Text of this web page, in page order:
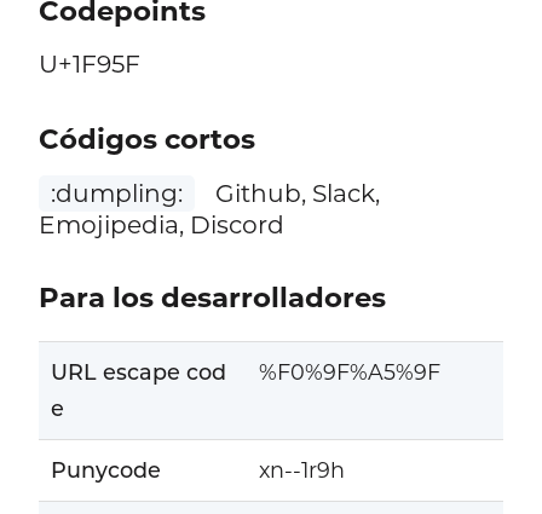
Codepoints
U+1F95F
Códigos cortos
:dumpling:
Github, Slack,
Emojipedia, Discord
Para los desarrolladores
URL escape cod
e
%F0%9F%A5%9F
Punycode xn--1r9h